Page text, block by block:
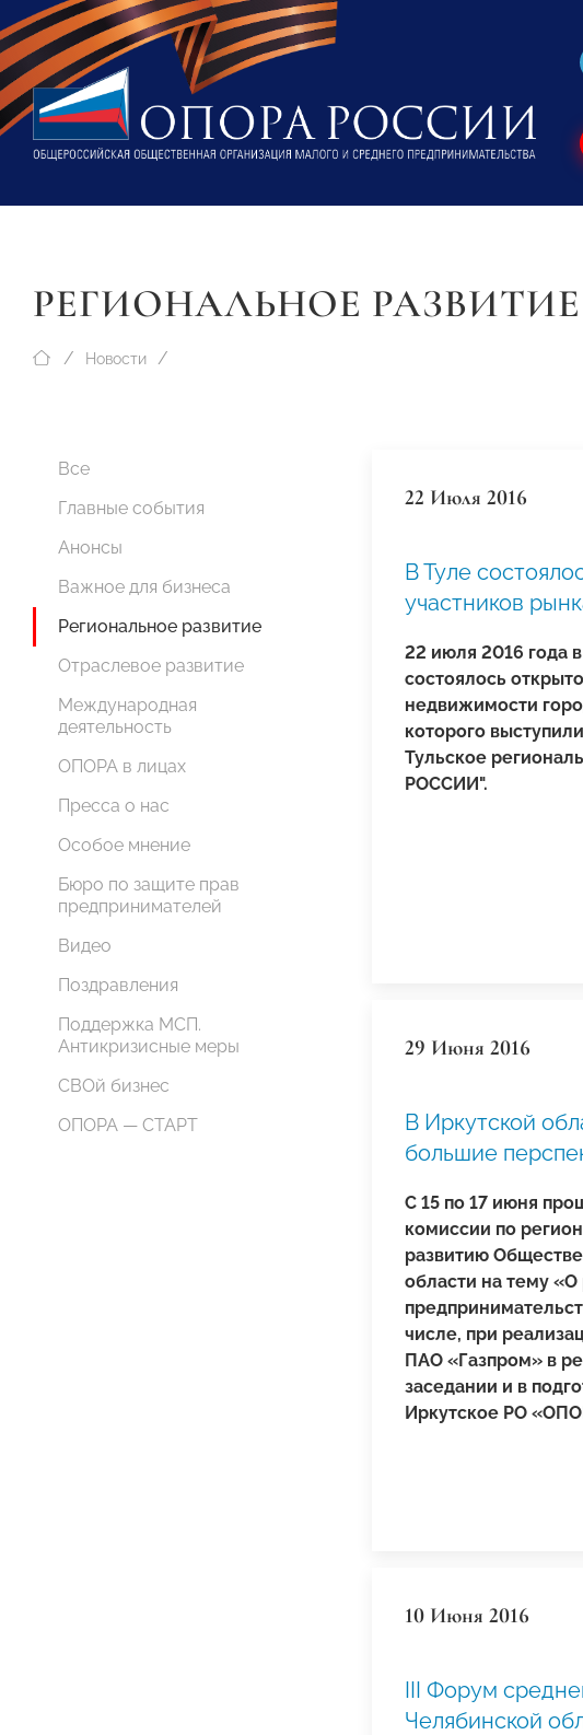
РЕГИОНАЛЬНОЕ РАЗВИТИЕ
Новости
Все
Главные события
Анонсы
Важное для бизнеса
Региональное развитие
Отраслевое развитие
Международная
деятельность
ОПОРА в лицах
Пресса о нас
Особое мнение
Бюро по защите прав
предпринимателей
Видео
Поздравления
Поддержка МСП.
Антикризисные меры
СВОй бизнес
ОПОРА — СТАРТ
22 Июля 2016
В Туле
участников
22 июля 2016 года
состоялось
недвижимости
которого
Тульское
РОССИИ".
29 Июня 2016
В Иркутской
большие
C 15 по 17 июня
комиссии по
развитию
области на тему «О
числе, при
ПАО «Газпром» в
заседании и в
Иркутское РО
10 Июня 2016
III Форум
Челябинской